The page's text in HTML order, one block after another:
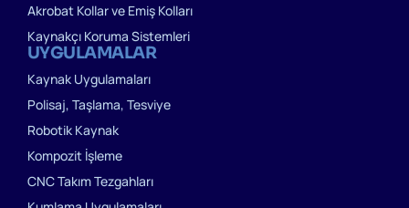
Akrobat Kollar ve Emiş Kolları
Kaynakçı Koruma Sistemleri
UYGULAMALAR
Kaynak Uygulamaları
Polisaj, Taşlama, Tesviye
Robotik Kaynak
Kompozit İşleme
CNC Takım Tezgahları